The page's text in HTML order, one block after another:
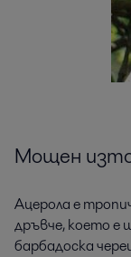
Мощен
Ацерола е
дръвче, което е
барбадоска